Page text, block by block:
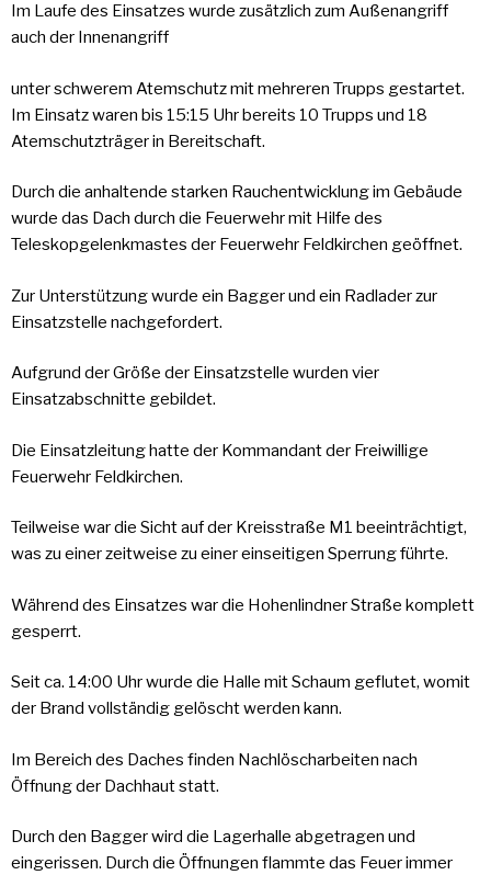
Im Laufe des Einsatzes wurde zusätzlich zum Außenangriff
auch der Innenangriff
unter schwerem Atemschutz mit mehreren Trupps gestartet.
Im Einsatz waren bis 15:15 Uhr bereits 10 Trupps und 18
Atemschutzträger in Bereitschaft.
Durch die anhaltende starken Rauchentwicklung im Gebäude
wurde das Dach durch die Feuerwehr mit Hilfe des
Teleskopgelenkmastes der Feuerwehr Feldkirchen geöffnet.
Zur Unterstützung wurde ein Bagger und ein Radlader zur
Einsatzstelle nachgefordert.
Aufgrund der Größe der Einsatzstelle wurden vier
Einsatzabschnitte gebildet.
Die Einsatzleitung hatte der Kommandant der Freiwillige
Feuerwehr Feldkirchen.
Teilweise war die Sicht auf der Kreisstraße M1 beeinträchtigt,
was zu einer zeitweise zu einer einseitigen Sperrung führte.
Während des Einsatzes war die Hohenlindner Straße komplett
gesperrt.
Seit ca. 14:00 Uhr wurde die Halle mit Schaum geflutet, womit
der Brand vollständig gelöscht werden kann.
Im Bereich des Daches finden Nachlöscharbeiten nach
Öffnung der Dachhaut statt.
Durch den Bagger wird die Lagerhalle abgetragen und
eingerissen. Durch die Öffnungen flammte das Feuer immer